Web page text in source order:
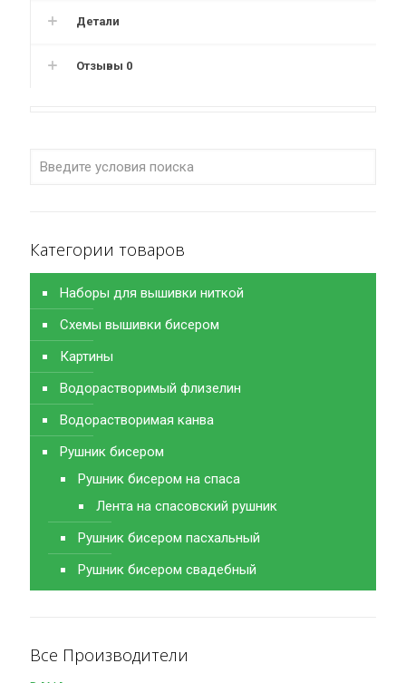
Детали
Отзывы 0
Категории товаров
Наборы для вышивки ниткой
Схемы вышивки бисером
Картины
Водорастворимый флизелин
Водорастворимая канва
Рушник бисером
Рушник бисером на спаса
Лента на спасовский рушник
Рушник бисером пасхальный
Рушник бисером свадебный
Все Производители